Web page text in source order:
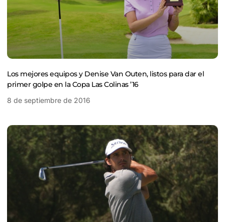
Los mejores equipos y Denise Van Outen, listos para dar el
primer golpe en la Copa Las Colinas ’16
8 de septiembre de 2016